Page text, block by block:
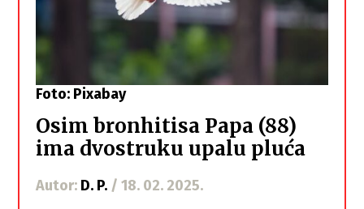
Foto: Pixabay
Osim bronhitisa Papa (88)
ima dvostruku upalu pluća
Autor: D. P. / 18. 02. 2025.